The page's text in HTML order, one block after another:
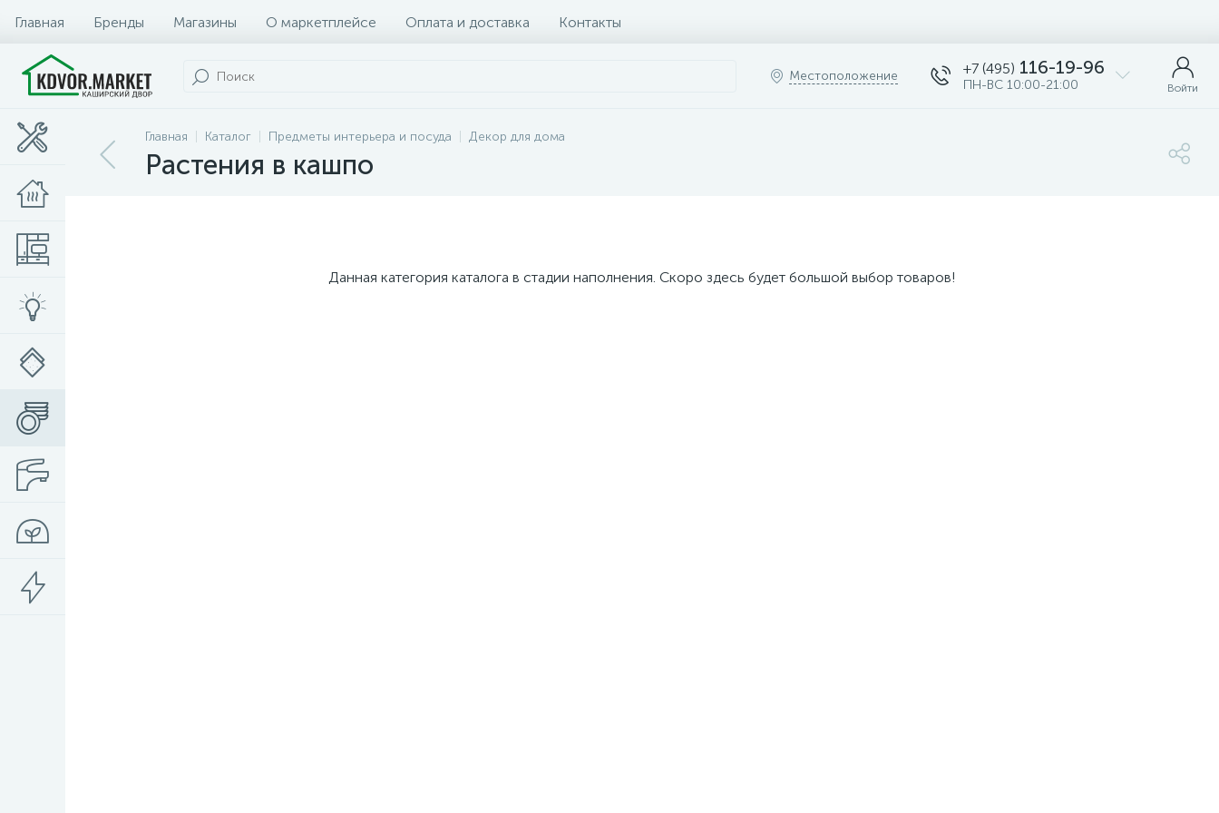
Главная Бренды Магазины О маркетплейсе Оплата и доставка Контакты
Местоположение +7 (495) 116-19-96
ПН-ВС 10:00-21:00 Войти
Главная Каталог Предметы интерьера и посуда Декор для дома
Растения в кашпо
Данная категория каталога в стадии наполнения. Скоро здесь будет большой выбор товаров!